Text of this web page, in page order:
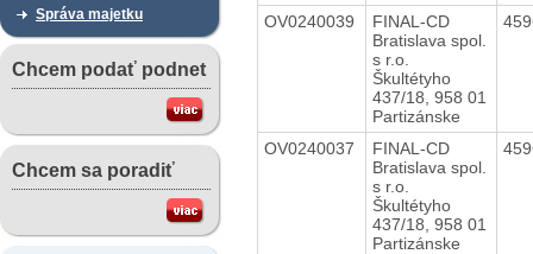
Správa majetku
Chcem podať podnet
Chcem sa poradiť
OV0240039
FINAL-CD
Bratislava spol.
s r.o.
Škultétyho
437/18, 958 01
Partizánske
OV0240037
FINAL-CD
Bratislava spol.
s r.o.
Škultétyho
437/18, 958 01
Partizánske